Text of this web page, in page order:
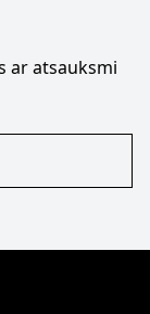
ar atsauksmi